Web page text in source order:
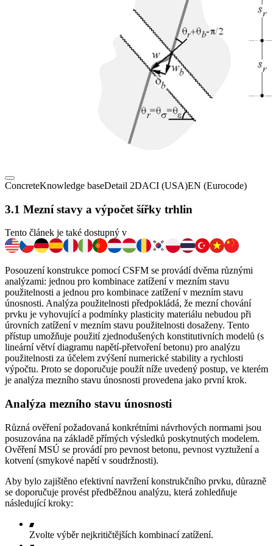
ConcreteKnowledge baseDetail 2DACI (USA)EN (Eurocode)
3.1 Mezní stavy a výpočet šířky trhlin
Tento článek je také dostupný v
Posouzení konstrukce pomocí CSFM se provádí dvěma různými
analýzami: jednou pro kombinace zatížení v mezním stavu
použitelnosti a jednou pro kombinace zatížení v mezním stavu
únosnosti. Analýza použitelnosti předpokládá, že mezní chování
prvku je vyhovující a podmínky plasticity materiálu nebudou při
úrovních zatížení v mezním stavu použitelnosti dosaženy. Tento
přístup umožňuje použití zjednodušených konstitutivních modelů (s
lineární větví diagramu napětí-přetvoření betonu) pro analýzu
použitelnosti za účelem zvýšení numerické stability a rychlosti
výpočtu. Proto se doporučuje použít níže uvedený postup, ve kterém
je analýza mezního stavu únosnosti provedena jako první krok.
Analýza mezního stavu únosnosti
Různá ověření požadovaná konkrétními návrhových normami jsou
posuzována na základě přímých výsledků poskytnutých modelem.
Ověření MSÚ se provádí pro pevnost betonu, pevnost vyztužení a
kotvení (smykové napětí v soudržnosti).
Aby bylo zajištěno efektivní navržení konstrukčního prvku, důrazně
se doporučuje provést předběžnou analýzu, která zohledňuje
následující kroky:
Zvolte výběr nejkritičtějších kombinací zatížení.